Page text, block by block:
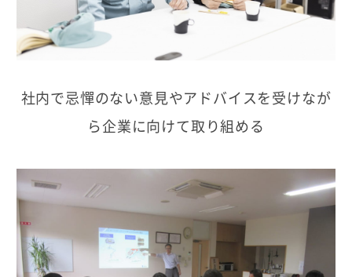
社内で忌憚のない意見やアドバイスを受けなが
ら企業に向けて取り組める